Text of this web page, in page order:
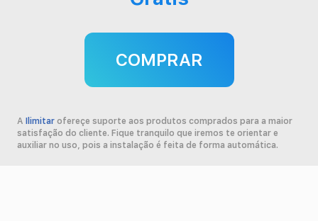
COMPRAR
A Ilimitar ofereçe suporte aos produtos comprados para a maior
satisfação do cliente. Fique tranquilo que iremos te orientar e
auxiliar no uso, pois a instalação é feita de forma automática.